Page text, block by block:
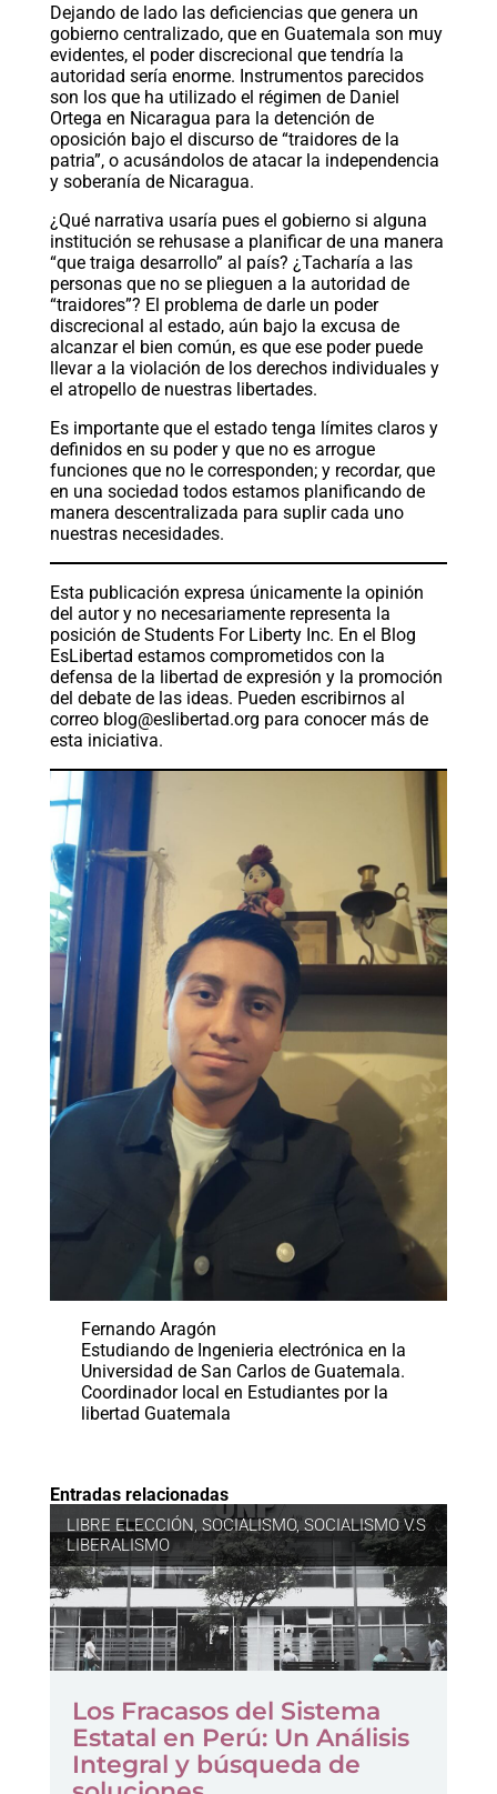
Dejando de lado las deficiencias que genera un
gobierno centralizado, que en Guatemala son muy
evidentes, el poder discrecional que tendría la
autoridad sería enorme. Instrumentos parecidos
son los que ha utilizado el régimen de Daniel
Ortega en Nicaragua para la detención de
oposición bajo el discurso de “traidores de la
patria”, o acusándolos de atacar la independencia
y soberanía de Nicaragua.
¿Qué narrativa usaría pues el gobierno si alguna
institución se rehusase a planificar de una manera
“que traiga desarrollo” al país? ¿Tacharía a las
personas que no se plieguen a la autoridad de
“traidores”? El problema de darle un poder
discrecional al estado, aún bajo la excusa de
alcanzar el bien común, es que ese poder puede
llevar a la violación de los derechos individuales y
el atropello de nuestras libertades.
Es importante que el estado tenga límites claros y
definidos en su poder y que no es arrogue
funciones que no le corresponden; y recordar, que
en una sociedad todos estamos planificando de
manera descentralizada para suplir cada uno
nuestras necesidades.
Esta publicación expresa únicamente la opinión
del autor y no necesariamente representa la
posición de Students For Liberty Inc. En el Blog
EsLibertad estamos comprometidos con la
defensa de la libertad de expresión y la promoción
del debate de las ideas. Pueden escribirnos al
correo blog@eslibertad.org para conocer más de
esta iniciativa.
Fernando Aragón
Estudiando de Ingenieria electrónica en la
Universidad de San Carlos de Guatemala.
Coordinador local en Estudiantes por la
libertad Guatemala
Entradas relacionadas
LIBRE ELECCIÓN, SOCIALISMO,SOCIALISMO V.S
LIBERALISMO
Los Fracasos del Sistema
Estatal en Perú: Un Análisis
Integral y búsqueda de